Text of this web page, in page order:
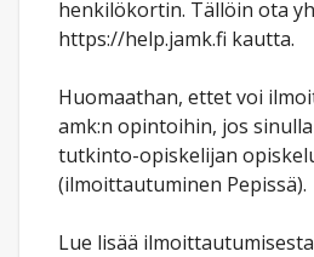
henkilökortin. Tällöin ota
https://help.jamk.fi kautta.
Huomaathan, ettet voi
amk:n opintoihin, jos
tutkinto-opiskelijan
(ilmoittautuminen Pepissä).
Lue lisää